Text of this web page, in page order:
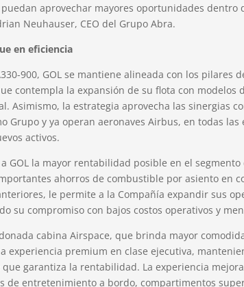
aprovechar mayores oportunidades dentro
Neuhauser, CEO del Grupo Abra.
en eficiencia
900, GOL se mantiene alineada con los pilares
contempla la expansión de su flota con modelos
Asimismo, la estrategia aprovecha las sinergias
Grupo y ya operan aeronaves Airbus, en todas las
activos.
GOL la mayor rentabilidad posible en el segmento
ahorros de combustible por asiento en
le permite a la Compañía expandir sus
su compromiso con bajos costos operativos y
cabina Airspace, que brinda mayor
experiencia premium en clase ejecutiva,
garantiza la rentabilidad. La experiencia
de entretenimiento a bordo, compartimentos